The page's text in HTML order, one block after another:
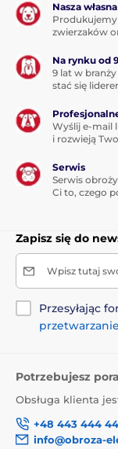
Nasza
Produkujemy
zwierzaków
Na rynku od
9 lat w
stać się
Wyślij e-mail
i rozwieją
Serwis
Serwis
Ci to, czego
Zapisz się do
Wpisz tutaj
Przesyłając
Potrzebujesz
Obsługa klienta
+48 443 444
info@obroza-